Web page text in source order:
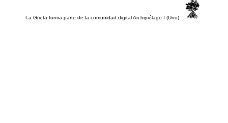
La Grieta forma parte de la comunidad digital Archipiélago I (Uno).